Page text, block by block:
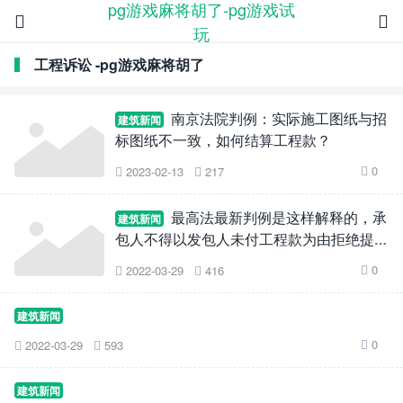
pg游戏麻将胡了-pg游戏试
玩


工程诉讼 -pg游戏麻将胡了
建筑新闻
南京法院判例：实际施工图纸与招
标图纸不一致，如何结算工程款？
 2023-02-13  217  0
建筑新闻
最高法最新判例是这样解释的，承
包人不得以发包人未付工程款为由拒绝提交
 2022-03-29  416  0
建筑新闻
 2022-03-29  593  0
建筑新闻